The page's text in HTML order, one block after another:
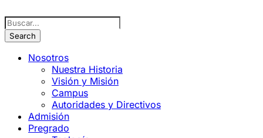
Nosotros
Nuestra Historia
Visión y Misión
Campus
Autoridades y Directivos
Admisión
Pregrado